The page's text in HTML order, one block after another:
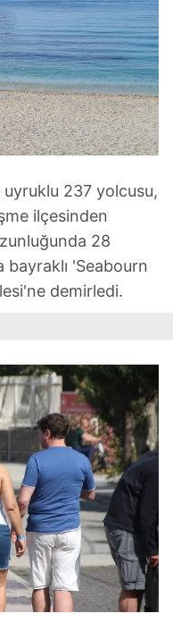
uyruklu 237 yolcusu,
ilçesinden
28
'Seabourn
demirledi.